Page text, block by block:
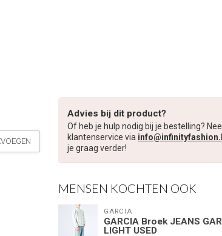
Advies bij dit product?
Of heb je hulp nodig bij je bestelling?
klantenservice via
je graag verder!
MENSEN KOCHTEN OOK
GARCIA
GARCIA Broek JEANS
LIGHT USED